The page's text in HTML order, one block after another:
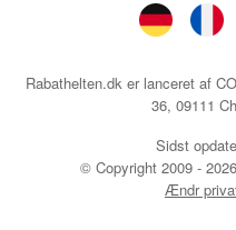
Rabathelten.dk er lanceret af
36, 09111
Sidst
© Copyright 2009 -
Ændr